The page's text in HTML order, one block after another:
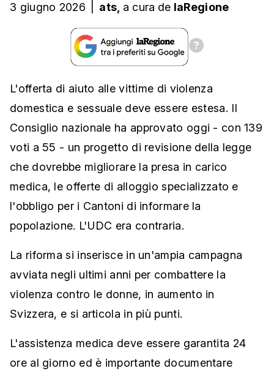
3 giugno 2026 ats, a cura de laRegione
L'offerta di aiuto alle vittime di violenza
domestica e sessuale deve essere estesa. Il
Consiglio nazionale ha approvato oggi - con 139
voti a 55 - un progetto di revisione della legge
che dovrebbe migliorare la presa in carico
medica, le offerte di alloggio specializzato e
l'obbligo per i Cantoni di informare la
popolazione. L'UDC era contraria.
La riforma si inserisce in un'ampia campagna
avviata negli ultimi anni per combattere la
violenza contro le donne, in aumento in
Svizzera, e si articola in più punti.
L'assistenza medica deve essere garantita 24
ore al giorno ed è importante documentare